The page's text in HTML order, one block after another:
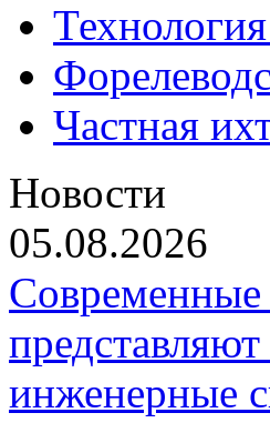
Частная
Новости
05.08.2026
инженерные